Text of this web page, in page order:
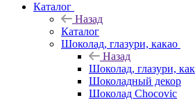
Каталог
Назад
Каталог
Шоколад, глазури, какао
Назад
Шоколад, глазури,
Шоколадный декор
Шоколад Chocovic